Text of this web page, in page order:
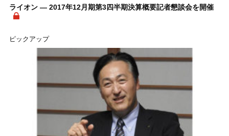
ライオン ― 2017年12月期第3四半期決算概要記者懇談会を開催
ピックアップ